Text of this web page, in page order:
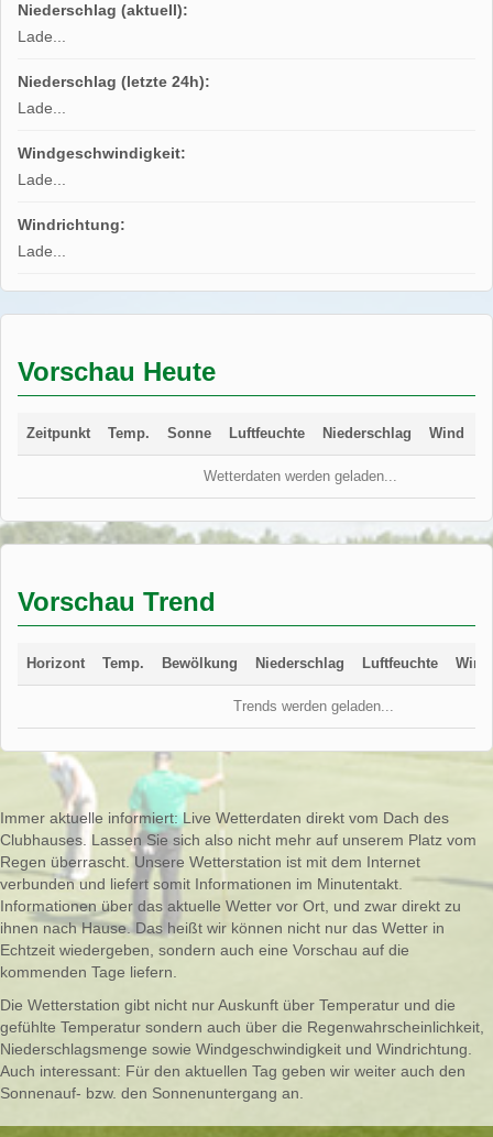
Niederschlag (aktuell):
Lade...
Niederschlag (letzte 24h):
Lade...
Windgeschwindigkeit:
Lade...
Windrichtung:
Lade...
Vorschau Heute
Zeitpunkt Temp. Sonne Luftfeuchte Niederschlag Wind
Wetterdaten werden geladen...
Vorschau Trend
Horizont Temp. Bewölkung Niederschlag Luftfeuchte Wind
Trends werden geladen...
Immer aktuelle informiert: Live Wetterdaten direkt vom Dach des
Clubhauses. Lassen Sie sich also nicht mehr auf unserem Platz vom
Regen überrascht. Unsere Wetterstation ist mit dem Internet
verbunden und liefert somit Informationen im Minutentakt.
Informationen über das aktuelle Wetter vor Ort, und zwar direkt zu
ihnen nach Hause. Das heißt wir können nicht nur das Wetter in
Echtzeit wiedergeben, sondern auch eine Vorschau auf die
kommenden Tage liefern.
Die Wetterstation gibt nicht nur Auskunft über Temperatur und die
gefühlte Temperatur sondern auch über die Regenwahrscheinlichkeit,
Niederschlagsmenge sowie Windgeschwindigkeit und Windrichtung.
Auch interessant: Für den aktuellen Tag geben wir weiter auch den
Sonnenauf- bzw. den Sonnenuntergang an.